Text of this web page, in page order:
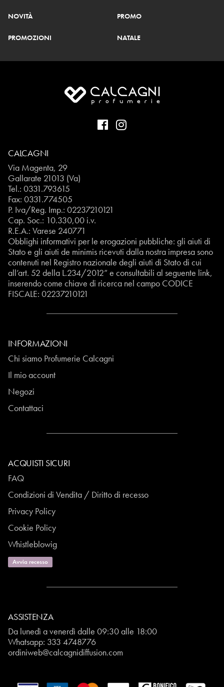
NOVITÀ PROMO
PROMOZIONI NATALE
CALCAGNI
Via Magenta, 29
Gallarate 21013 (Va)
Tel.: 0331.793615
Fax: 0331.774505
P. Iva/Reg. Imp.: 02237210121
Cap. Soc.: 10.330,00 i.v.
R.E.A.: Varese 240771
Obblighi informativi per le erogazioni pubbliche: gli aiuti di
Stato e gli aiuti de minimis ricevuti dalla nostra impresa sono
contenuti nel Registro nazionale degli aiuti di Stato di cui
all’art. 52 della L.234/2012” e consultabili al seguente link,
inserendo come chiave di ricerca nel campo CODICE
FISCALE: 02237210121
INFORMAZIONI
Chi siamo Profumerie Calcagni
Il mio account
Negozi
Contattaci
ACQUISTI SICURI
FAQ
Condizioni di Vendita / Diritto di recesso
Privacy Policy
Cookie Policy
Whistleblowig
Avvia recesso
ASSISTENZA
Da lunedì a venerdì dalle 09:30 alle 18:00
Whatsapp: 333 4748776
ordiniweb@calcagnidiffusion.com